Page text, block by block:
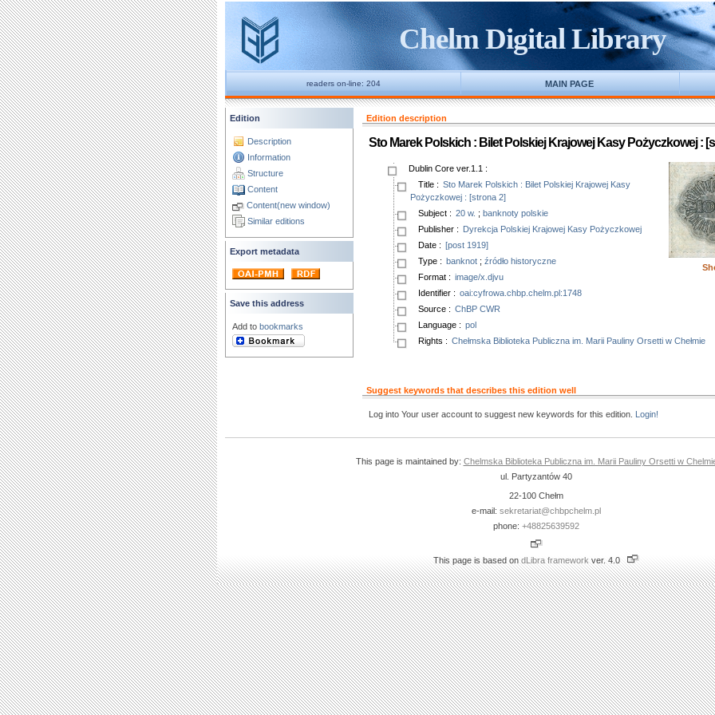
Chelm Digital Library
readers on-line: 204 MAIN PAGE
Edition
Description
Information
Structure
Content
Content(new window)
Similar editions
Export metadata
Save this address
Add to bookmarks
Edition description
Sto Marek Polskich : Bilet Polskiej Krajowej Kasy Pożyczkowej :
Dublin Core ver.1.1 :
Title : Sto Marek Polskich : Bilet Polskiej Krajowej Kasy
Pożyczkowej : [strona 2]
Subject : 20 w. ; banknoty polskie
Publisher : Dyrekcja Polskiej Krajowej Kasy Pożyczkowej
Date : [post 1919]
Type : banknot; źródło historyczne
Format : image/x.djvu
Identifier : oai:cyfrowa.chbp.chelm.pl:1748
Source : ChBP CWR
Language : pol
Rights : Chełmska Biblioteka Publiczna im. Marii Pauliny Orsetti w Chełmie
Suggest keywords that describes this edition well
Log into Your user account to suggest new keywords for this edition. Login!
This page is maintained by: Chelmska Biblioteka Publiczna im. Marii Pauliny Orsetti w
ul. Partyzantów 40
22-100 Chełm
e-mail: sekretariat@chbpchelm.pl
phone: +48825639592
This page is based on dLibra framework ver. 4.0